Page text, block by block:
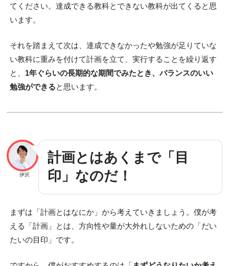
てください。達成できる教科とできない教科が出てくると思
います。
それを踏まえて次は、達成できなかったや勉強が足りていな
い教科に重みを付けて計画を立て、実行することを繰り返す
と、 1年ぐらいの長期的な期間でみたとき、バランスのいい
勉強ができると思います。
伊沢
計画とはあくまで「目
印」なのだ！
まずは「計画とはなにか」から考えていきましょう。僕が考
える「計画」とは、方向性や量が大外れしないための「だい
たいの目印」です。